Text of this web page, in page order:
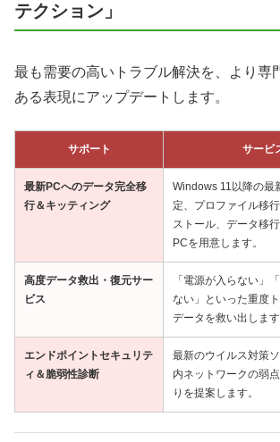
テクション」
最も需要の高いトラブル解決を、より専
ある表現にアップデートします。
サポート サービ
最新PCへのデータ完全移
行＆キッティング
Windows 11以降の最
定、プロファイル移
ストール、データ移
PCを用意します。
高度データ救出・復元サー
ビス
「電源が入らない」
ない」といった重度
データを救い出します
エンドポイントセキュリテ
ィ＆脆弱性診断
最新のウイルス対策
内ネットワークの弱
りを提案します。